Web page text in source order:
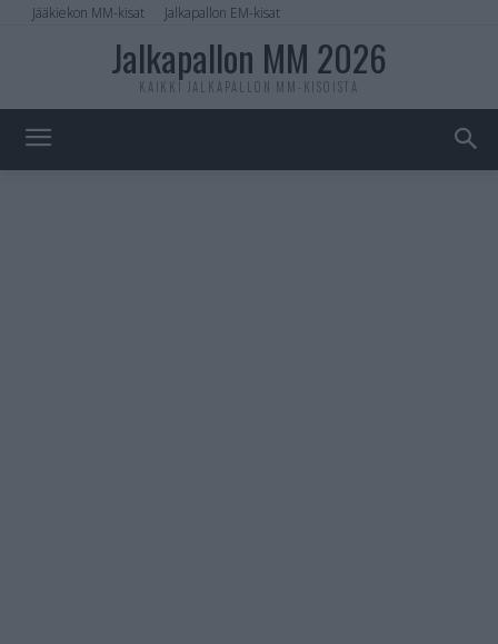
Jääkiekon MM-kisat Jalkapallon EM-kisat
Jalkapallon MM 2026
KAIKKI JALKAPALLON MM-KISOISTA